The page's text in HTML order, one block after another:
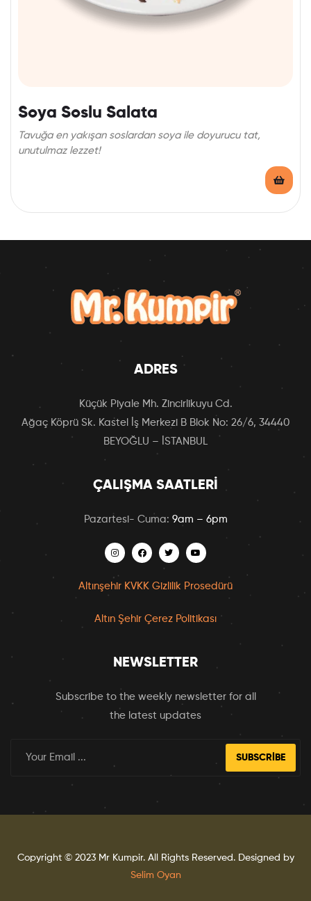
Soya Soslu Salata
Tavuğa en yakışan soslardan soya ile doyurucu tat,
unutulmaz lezzet!
ADRES
Küçük Piyale Mh. Zincirlikuyu Cd.
Ağaç Köprü Sk. Kastel İş Merkezi B Blok No: 26/6, 34440
BEYOĞLU – İSTANBUL
ÇALIŞMA SAATLERI
Pazartesi- Cuma: 9am – 6pm
Altınşehir KVKK Gizlilik Prosedürü
Altın Şehir Çerez Politikası
NEWSLETTER
Subscribe to the weekly newsletter for all
the latest updates
SUBSCRIBE
Copyright © 2023 Mr Kumpir. All Rights Reserved. Designed by
Selim Oyan